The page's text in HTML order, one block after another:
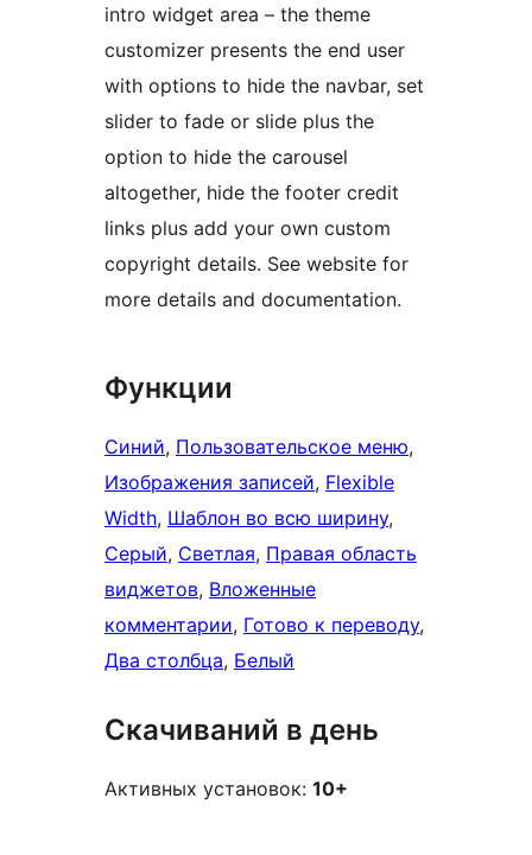
intro widget area – the theme
customizer presents the end user
with options to hide the navbar, set
slider to fade or slide plus the
option to hide the carousel
altogether, hide the footer credit
links plus add your own custom
copyright details. See website for
more details and documentation.
Функции
Синий, Пользовательское меню
Изображения записей, Flexible
Width, Шаблон во всю ширину
Серый, Светлая, Правая область
виджетов, Вложенные
комментарии, Готово к переводу
Два столбца, Белый
Скачиваний в день
Активных установок: 10+